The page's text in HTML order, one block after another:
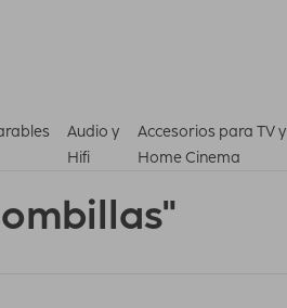
Audio y
Hifi
Accesorios para TV y
Home Cinema